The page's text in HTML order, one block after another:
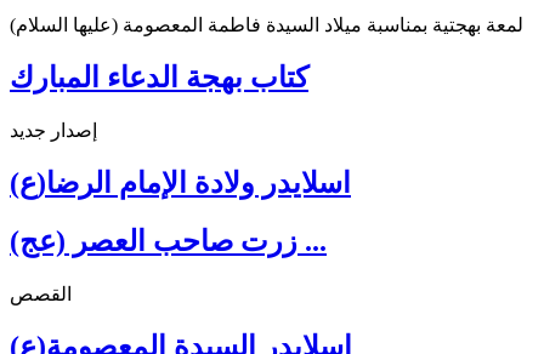
لمعة بهجتية بمناسبة ميلاد السيدة فاطمة المعصومة (عليها السلام)
كتاب بهجة الدعاء المبارك
إصدار جديد
اسلايدر ولادة الإمام الرضا(ع)
زرت صاحب العصر (عج) ...
القصص
اسلايدر السيدة المعصومة(ع)